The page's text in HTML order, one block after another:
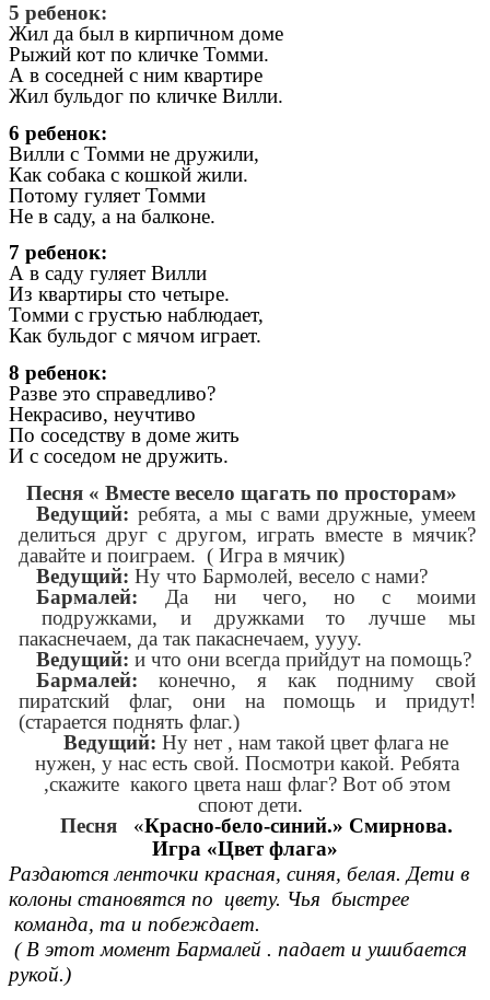
5 ребенок:
Жил да был в кирпичном доме
Рыжий кот по кличке Томми.
А в соседней с ним квартире
Жил бульдог по кличке Вилли.
6 ребенок:
Вилли с Томми не дружили,
Как собака с кошкой жили.
Потому гуляет Томми
Не в саду, а на балконе.
7 ребенок:
А в саду гуляет Вилли
Из квартиры сто четыре.
Томми с грустью наблюдает,
Как бульдог с мячом играет.
8 ребенок:
Разве это справедливо?
Некрасиво, неучтиво
По соседству в доме жить
И с соседом не дружить.
Песня « Вместе весело щагать по просторам»
Ведущий: ребята, а мы с вами дружные, умеем
делиться друг с другом, играть вместе в мячик?
давайте и поиграем. ( Игра в мячик)
Ведущий:Ну что Бармолей, весело с нами?
Бармалей: Да ни чего, но с моими
подружками, и дружками то лучше мы
пакаснечаем, да так пакаснечаем, уууу.
Ведущий: и что они всегда прийдут на помощь?
Бармалей: конечно, я как подниму свой
пиратский флаг, они на помощь и придут!
(старается поднять флаг.)
Ведущий: Ну нет , нам такой цвет флага не
нужен, у нас есть свой. Посмотри какой. Ребята
,скажите какого цвета наш флаг? Вот об этом
споют дети.
Песня
«Красно-бело-синий.» Смирнова.
Игра «Цвет флага»
Раздаются ленточки красная, синяя, белая. Дети в
колоны становятся по цвету. Чья быстрее
команда, та и побеждает.
( В этот момент Бармалей . падает и ушибается
рукой.)